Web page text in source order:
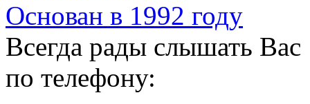
Основан в 1992 году
Всегда рады слышать Вас
по телефону: